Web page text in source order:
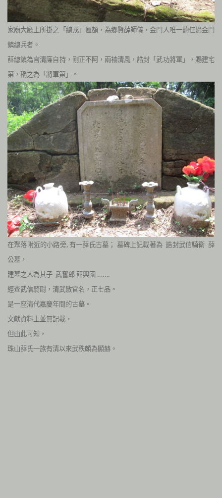
家廟大廳上所掛之「總戎」匾額，為鄉賢薛師儀，金門人唯一齣任過金門
鎮總兵者。
薛總鎮為官清廉自持，剛正不阿，兩袖清風，誥封「武功將軍」，賜建宅
第，稱之為「將軍第」。
在聚落附近的小路旁, 有一薛氏古墓； 墓碑上記載著為 誥封武信騎衛 薛
公墓，
建墓之人為其子 武奮郎 薛興國 …….
經查武信騎尉，清武散官名，正七品。
是一座清代嘉慶年間的古墓。
文獻資料上並無記載，
但由此可知，
珠山薛氏一族有清以來武秩頗為顯赫。